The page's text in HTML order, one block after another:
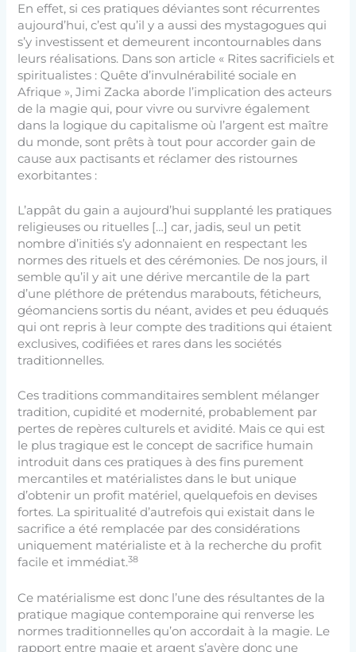
En effet, si ces pratiques déviantes sont récurrentes
aujourd’hui, c’est qu’il y a aussi des mystagogues qui
s’y investissent et demeurent incontournables dans
leurs réalisations. Dans son article « Rites sacrificiels et
spiritualistes : Quête d’invulnérabilité sociale en
Afrique », Jimi Zacka aborde l’implication des acteurs
de la magie qui, pour vivre ou survivre également
dans la logique du capitalisme où l’argent est maître
du monde, sont prêts à tout pour accorder gain de
cause aux pactisants et réclamer des ristournes
exorbitantes :
L’appât du gain a aujourd’hui supplanté les pratiques
religieuses ou rituelles […] car, jadis, seul un petit
nombre d’initiés s’y adonnaient en respectant les
normes des rituels et des cérémonies. De nos jours, il
semble qu’il y ait une dérive mercantile de la part
d’une pléthore de prétendus marabouts, féticheurs,
géomanciens sortis du néant, avides et peu éduqués
qui ont repris à leur compte des traditions qui étaient
exclusives, codifiées et rares dans les sociétés
traditionnelles.
Ces traditions commanditaires semblent mélanger
tradition, cupidité et modernité, probablement par
pertes de repères culturels et avidité. Mais ce qui est
le plus tragique est le concept de sacrifice humain
introduit dans ces pratiques à des fins purement
mercantiles et matérialistes dans le but unique
d’obtenir un profit matériel, quelquefois en devises
fortes. La spiritualité d’autrefois qui existait dans le
sacrifice a été remplacée par des considérations
uniquement matérialiste et à la recherche du profit
facile et immédiat.38
Ce matérialisme est donc l’une des résultantes de la
pratique magique contemporaine qui renverse les
normes traditionnelles qu’on accordait à la magie. Le
rapport entre magie et argent s’avère donc une